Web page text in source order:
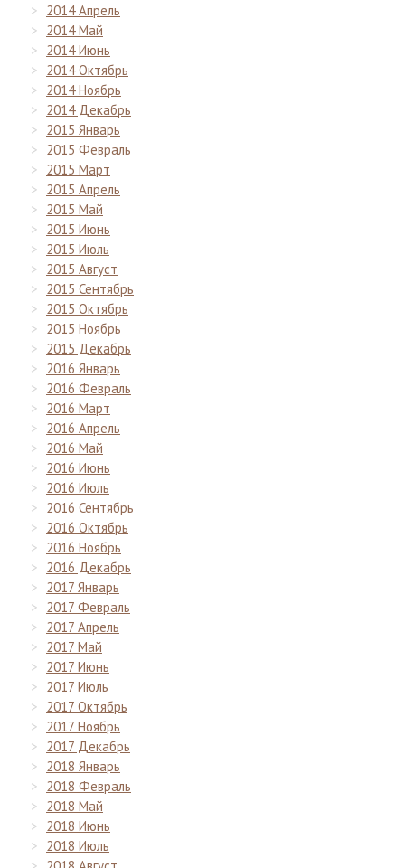
2014 Апрель
2014 Май
2014 Июнь
2014 Октябрь
2014 Ноябрь
2014 Декабрь
2015 Январь
2015 Февраль
2015 Март
2015 Апрель
2015 Май
2015 Июнь
2015 Июль
2015 Август
2015 Сентябрь
2015 Октябрь
2015 Ноябрь
2015 Декабрь
2016 Январь
2016 Февраль
2016 Март
2016 Апрель
2016 Май
2016 Июнь
2016 Июль
2016 Сентябрь
2016 Октябрь
2016 Ноябрь
2016 Декабрь
2017 Январь
2017 Февраль
2017 Апрель
2017 Май
2017 Июнь
2017 Июль
2017 Октябрь
2017 Ноябрь
2017 Декабрь
2018 Январь
2018 Февраль
2018 Май
2018 Июнь
2018 Июль